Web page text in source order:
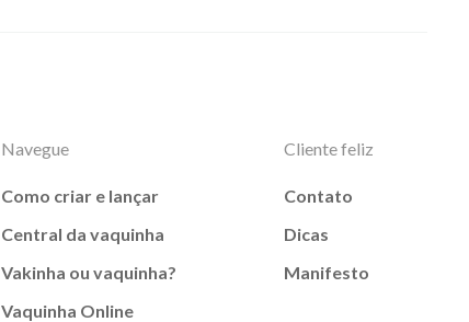
Navegue
Como criar e lançar
Central da vaquinha
Vakinha ou vaquinha?
Vaquinha Online
Cliente feliz
Contato
Dicas
Manifesto